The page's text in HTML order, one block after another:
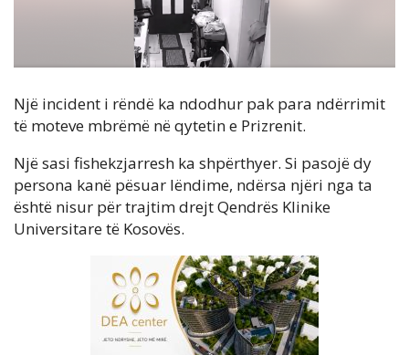
Një incident i rëndë ka ndodhur pak para ndërrimit
të moteve mbrëmë në qytetin e Prizrenit.
Një sasi fishekzjarresh ka shpërthyer. Si pasojë dy
persona kanë pësuar lëndime, ndërsa njëri nga ta
është nisur për trajtim drejt Qendrës Klinike
Universitare të Kosovës.